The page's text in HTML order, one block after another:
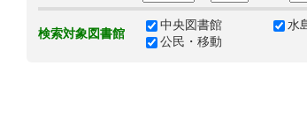
検索対象図書館
中央図書館 水
公民・移動